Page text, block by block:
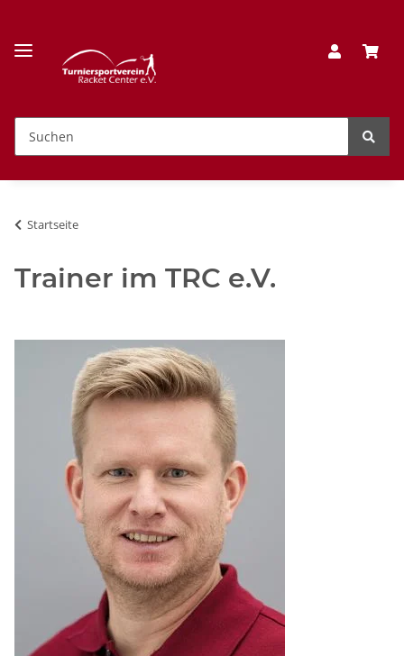
Startseite
Trainer im TRC e.V.